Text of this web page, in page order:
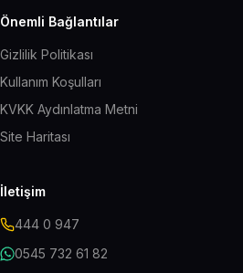
Önemli Bağlantılar
Gizlilik Politikası
Kullanım Koşulları
KVKK Aydınlatma Metni
Site Haritası
İletişim
444 0 947
0545 732 61 82